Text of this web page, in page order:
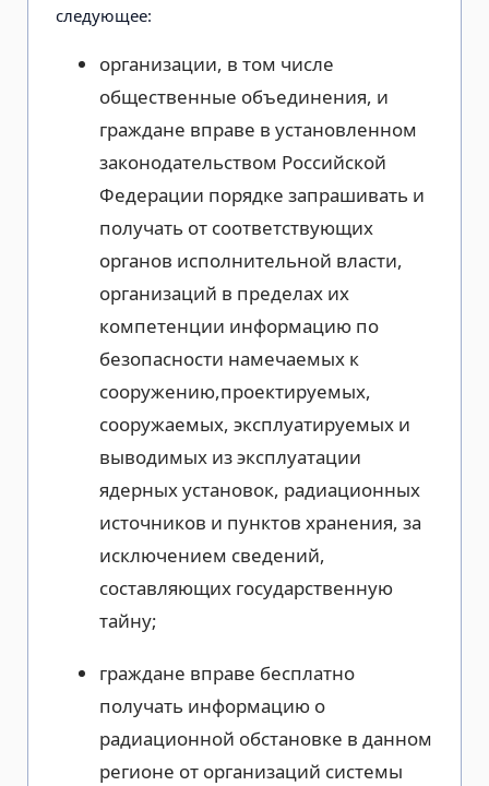
следующее:
организации, в том числе
общественные объединения, и
граждане вправе в установленном
законодательством Российской
Федерации порядке запрашивать и
получать от соответствующих
органов исполнительной власти,
организаций в пределах их
компетенции информацию по
безопасности намечаемых к
сооружению,проектируемых,
сооружаемых, эксплуатируемых и
выводимых из эксплуатации
ядерных установок, радиационных
источников и пунктов хранения, за
исключением сведений,
составляющих государственную
тайну;
граждане вправе бесплатно
получать информацию о
радиационной обстановке в данном
регионе от организаций системы